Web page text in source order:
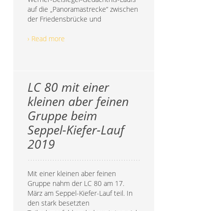
auf die „Panoramastrecke“ zwischen
der Friedensbrücke und
› Read more
LC 80 mit einer
kleinen aber feinen
Gruppe beim
Seppel-Kiefer-Lauf
2019
Mit einer kleinen aber feinen
Gruppe nahm der LC 80 am 17.
März am Seppel-Kiefer-Lauf teil. In
den stark besetzten